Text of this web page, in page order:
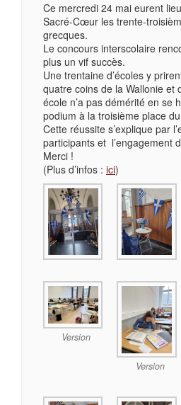
Ce mercredi 24 mai eurent
Sacré-Cœur les trente-
grecques.
Le concours interscolaire
plus un vif succès.
Une trentaine d’écoles y
quatre coins de la Wallonie et
école n’a pas démérité en se
podium à la troisième place
Cette réussite s’explique par
participants et l’engagement
Merci !
(Plus d’infos : ici)
Version
Version